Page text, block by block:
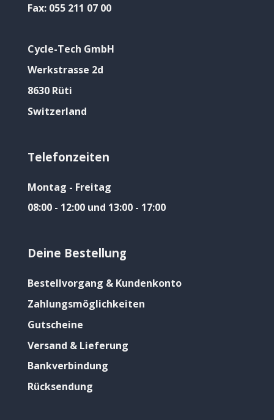
Fax: 055 211 07 00
Cycle-Tech GmbH
Werkstrasse 2d
8630 Rüti
Switzerland
Telefonzeiten
Montag - Freitag
08:00 - 12:00 und 13:00 - 17:00
Deine Bestellung
Bestellvorgang & Kundenkonto
Zahlungsmöglichkeiten
Gutscheine
Versand & Lieferung
Bankverbindung
Rücksendung